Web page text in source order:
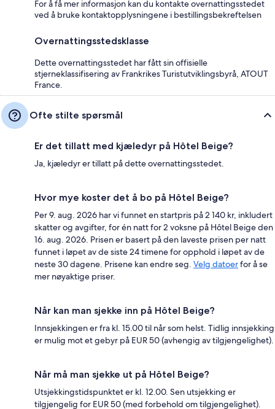
For å få mer informasjon kan du kontakte overnattingsstedet
ved å bruke kontaktopplysningene i bestillingsbekreftelsen
Overnattingsstedsklasse
Dette overnattingsstedet har fått sin offisielle
stjerneklassifisering av Frankrikes Turistutviklingsbyrå, ATOUT
France.
Ofte stilte spørsmål
Er det tillatt med kjæledyr på Hôtel Beige?
Ja, kjæledyr er tillatt på dette overnattingsstedet.
Hvor mye koster det å bo på Hôtel Beige?
Per 9. aug. 2026 har vi funnet en startpris på 2 140 kr, inkludert
skatter og avgifter, for én natt for 2 voksne på Hôtel Beige den
16. aug. 2026. Prisen er basert på den laveste prisen per natt
funnet i løpet av de siste 24 timene for opphold i løpet av de
neste 30 dagene. Prisene kan endre seg. Velg datoerfor å se
mer nøyaktige priser.
Når kan man sjekke inn på Hôtel Beige?
Innsjekkingen er fra kl. 15.00 til når som helst. Tidlig innsjekking
er mulig mot et gebyr på EUR 50 (avhengig av tilgjengelighet).
Når må man sjekke ut på Hôtel Beige?
Utsjekkingstidspunktet er kl. 12.00. Sen utsjekking er
tilgjengelig for EUR 50 (med forbehold om tilgjengelighet).